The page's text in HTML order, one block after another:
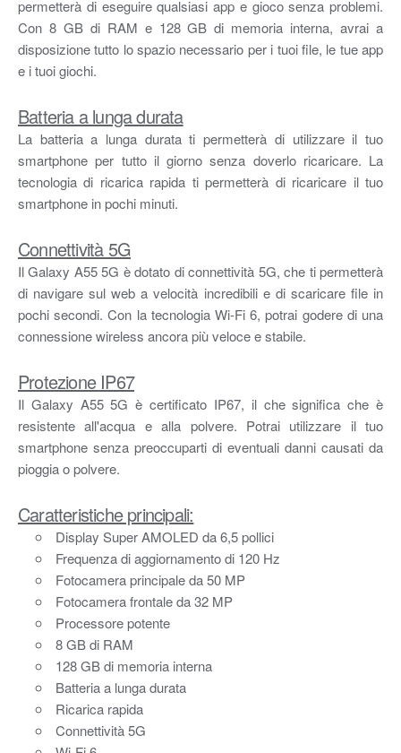
permetterà di eseguire qualsiasi app e gioco senza problemi.
Con 8 GB di RAM e 128 GB di memoria interna, avrai a
disposizione tutto lo spazio necessario per i tuoi file, le tue app
e i tuoi giochi.
Batteria a lunga durata
La batteria a lunga durata ti permetterà di utilizzare il tuo
smartphone per tutto il giorno senza doverlo ricaricare. La
tecnologia di ricarica rapida ti permetterà di ricaricare il tuo
smartphone in pochi minuti.
Connettività 5G
Il Galaxy A55 5G è dotato di connettività 5G, che ti permetterà
di navigare sul web a velocità incredibili e di scaricare file in
pochi secondi. Con la tecnologia Wi-Fi 6, potrai godere di una
connessione wireless ancora più veloce e stabile.
Protezione IP67
Il Galaxy A55 5G è certificato IP67, il che significa che è
resistente all'acqua e alla polvere. Potrai utilizzare il tuo
smartphone senza preoccuparti di eventuali danni causati da
pioggia o polvere.
Caratteristiche principali:
Display Super AMOLED da 6,5 pollici
Frequenza di aggiornamento di 120 Hz
Fotocamera principale da 50 MP
Fotocamera frontale da 32 MP
Processore potente
8 GB di RAM
128 GB di memoria interna
Batteria a lunga durata
Ricarica rapida
Connettività 5G